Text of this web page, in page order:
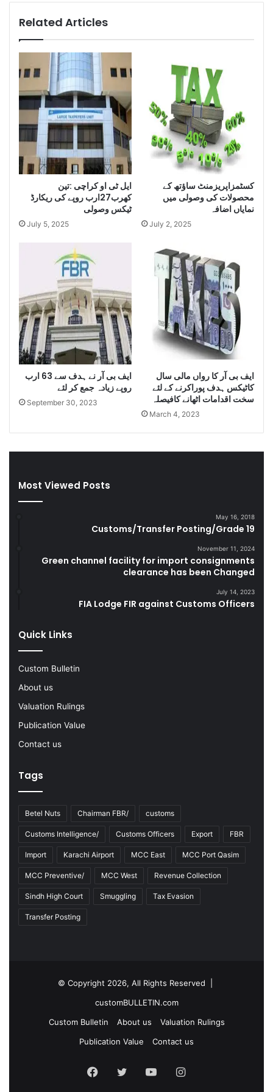
l
i
c
e
S
e
L
a
Q
t
y
o
f
S
m
u
g
i
r
e
g
2
0
2
-
3
Related Articles
ایل ٹی او کراچی :تین
کھرب27ارب روپے کی ریکارڈ
ٹیکس وصولی
July 5, 2025
کسٹمزاپریزمنٹ ساﺅتھ کے
محصولات کی وصولی میں
نمایاں اضافہ
July 2, 2025
ایف بی آر نے ہدف سے 63 ارب
روپے زیادہ جمع کر لئے
September 30, 2023
ایف بی آر کا رواں مالی سال
کاٹیکس ہدف پوراکرنے کے لئے
سخت اقدامات اٹھانے کافیصلہ
March 4, 2023
Most Viewed Posts
May 16, 2018
Customs/Transfer Posting/Grade 19
November 11, 2024
Green channel facility for import consignments
clearance has been Changed
July 14, 2023
FIA Lodge FIR against Customs Officers
Quick Links
Custom Bulletin
About us
Valuation Rulings
Publication Value
Contact us
Tags
Betel Nuts Chairman FBR/ customs
Customs Intelligence/ Customs Officers Export FBR
Import Karachi Airport MCC East MCC Port Qasim
MCC Preventive/ MCC West Revenue Collection
Sindh High Court Smuggling Tax Evasion
Transfer Posting
© Copyright 2026, All Rights Reserved |
customBULLETIN.com
Custom Bulletin
About us
Valuation Rulings
Publication Value
Contact us
I